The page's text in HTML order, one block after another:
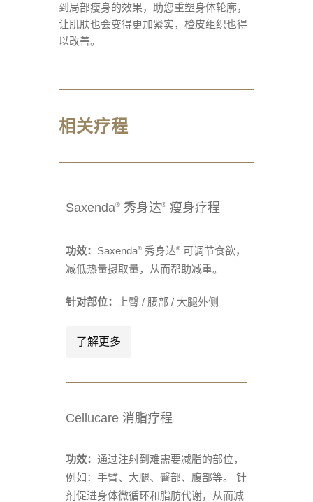
到局部瘦身的效果，助您重塑身体轮廓，
让肌肤也会变得更加紧实，橙皮组织也得
以改善。
相关疗程
Saxenda® 秀身达® 瘦身疗程
功效： Saxenda® 秀身达® 可调节食欲，
减低热量摄取量，从而帮助减重。
针对部位： 上臀 / 腰部 / 大腿外侧
了解更多
Cellucare 消脂疗程
功效： 通过注射到难需要减脂的部位，
例如：手臂、大腿、臀部、腹部等。 针
剂促进身体微循环和脂肪代谢，从而减